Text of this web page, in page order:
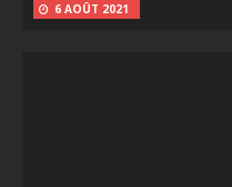
6 AOÛT 2021